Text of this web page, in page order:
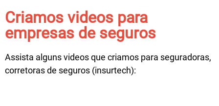
Criamos videos para
empresas de seguros
Assista alguns videos que criamos para seguradoras,
corretoras de seguros (insurtech):